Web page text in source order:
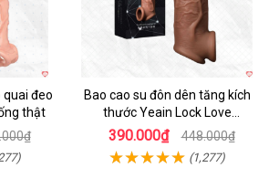
quai đeo
thật
Bao cao su đôn dên tăng kích
thước Yeain Lock Love
Raytheon
390.000₫ 448.000₫
(1,277)